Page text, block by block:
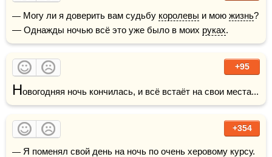
— Могу ли я доверить вам судьбу королевы и мою жизнь?
— Однажды ночью всё это уже было в моих руках.
+95
Новогодняя ночь кончилась, и всё встаёт на свои места...
+354
— Я поменял свой день на ночь по очень херовому курсу.